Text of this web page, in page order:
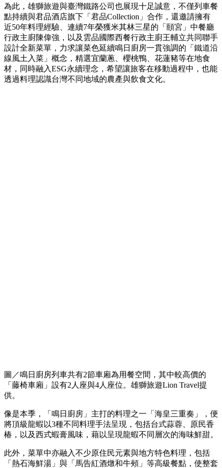
為此，雄獅旅遊與臺灣鐵路公司也展現十足誠意，不僅列車餐
點持續與君品酒店旗下「君品Collection」合作，還邀請擁有
近50年料理經驗、連續7年榮獲米其林三星的「頤宮」中餐廳
行政主廚陳偉強，以及雲品國際西餐行政主廚王輔立共同聯手
設計全新菜單，力求讓菜色延續鳴日廚房一貫強調的「鐵道沿
線風土入菜」概念，精選宜蘭蔥、櫻桃鴨、花蓮豬等在地食
材，同時融入ESG永續理念，希望讓旅客在移動過程中，也能
透過料理認識台灣不同地域的農產與飲食文化。
圖／鳴日廚房列車共有2節車廂為用餐空間，其中較高價的
「藤椅車廂」設有2人座與4人座位。雄獅旅遊Lion Travel提
供。
像是本季，「鳴日廚房」主打的料理之一「海皇三重奏」，便
將頂級龍蝦以3種不同料理手法呈現，包括台式蒜蓉、原民香
椿，以及西式蝦膏風味，藉以呈現龍蝦不同層次的海味鮮甜。
此外，菜單中亦融入不少原住民元素與地方特色料理，包括
「熱石海鮮湯」與「馬告紅酒燉和牛頰」等高級餐點，使整套